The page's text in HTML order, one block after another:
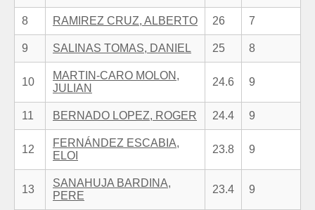
8 RAMIREZ CRUZ, ALBERTO 26 7
9 SALINAS TOMAS, DANIEL 25 8
10
MARTIN-CARO MOLON,
JULIAN
24.6 9
11 BERNADO LOPEZ, ROGER 24.4 9
12
FERNÁNDEZ ESCABIA,
ELOI
23.8 9
13
SANAHUJA BARDINA,
PERE
23.4 9